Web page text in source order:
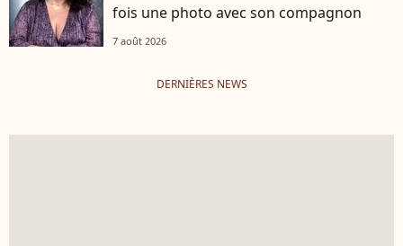
fois une photo avec son compagnon
7 août 2026
DERNIÈRES NEWS